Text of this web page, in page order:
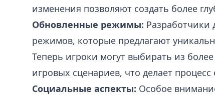
изменения позволяют создать более
Обновленные режимы: Разработчики
режимов, которые предлагают
Теперь игроки могут выбирать из
игровых сценариев, что делает
Социальные аспекты: Особое